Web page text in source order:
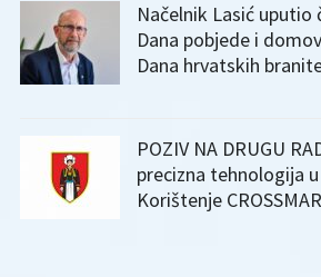
Načelnik Lasić
Dana pobjede i
Dana hrvatskih
POZIV NA DRUGU
precizna tehnologija
Korištenje